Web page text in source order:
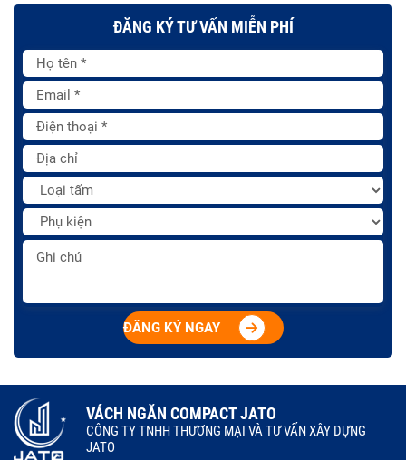
ĐĂNG KÝ TƯ VẤN MIỄN PHÍ
ĐĂNG KÝ NGAY
VÁCH NGĂN COMPACT JATO
CÔNG TY TNHH THƯƠNG MẠI VÀ TƯ VẤN XÂY DỰNG
JATO